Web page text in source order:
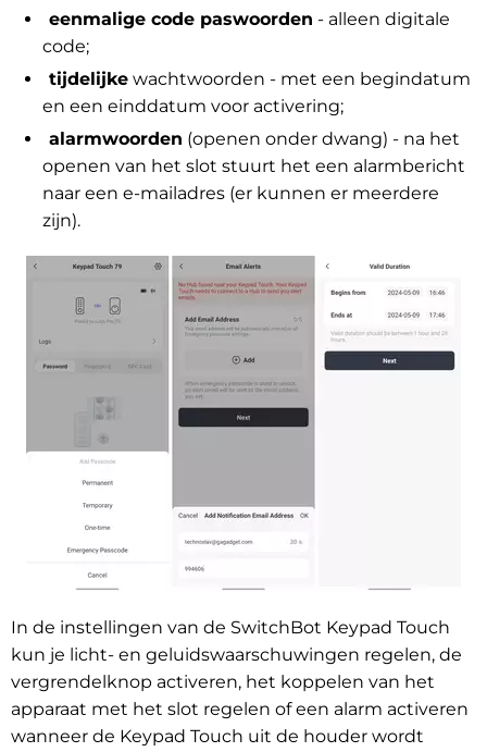
eenmalige code paswoorden - alleen digitale
code;
tijdelijkewachtwoorden - met een begindatum
en een einddatum voor activering;
alarmwoorden (openen onder dwang) - na het
openen van het slot stuurt het een alarmbericht
naar een e-mailadres (er kunnen er meerdere
zijn).
In de instellingen van de SwitchBot Keypad Touch
kun je licht- en geluidswaarschuwingen regelen, de
vergrendelknop activeren, het koppelen van het
apparaat met het slot regelen of een alarm activeren
wanneer de Keypad Touch uit de houder wordt